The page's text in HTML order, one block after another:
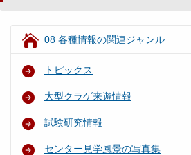
08 各種情報の関連ジャンル
トピックス
大型クラゲ来遊情報
試験研究情報
センター見学風景の写真集